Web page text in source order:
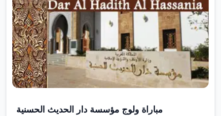
مباراة ولوج مؤسسة دار الحديث الحسنية